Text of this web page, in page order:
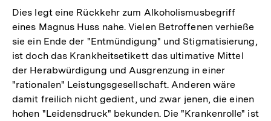
Dies legt eine Rückkehr zum Alkoholismusbegriff
eines Magnus Huss nahe. Vielen Betroffenen verhieße
sie ein Ende der "Entmündigung" und Stigmatisierung,
ist doch das Krankheitsetikett das ultimative Mittel
der Herabwürdigung und Ausgrenzung in einer
"rationalen" Leistungsgesellschaft. Anderen wäre
damit freilich nicht gedient, und zwar jenen, die einen
hohen "Leidensdruck" bekunden. Die "Krankenrolle" ist